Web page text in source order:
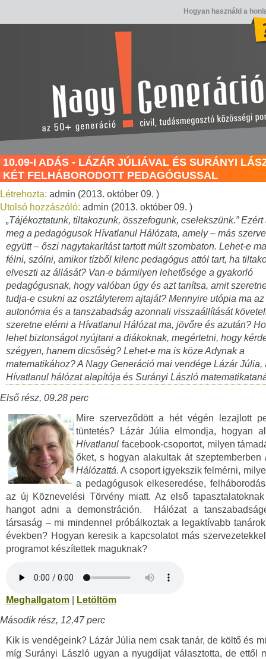
Hogyan használd a
10.09-I ADÁS - LÁZÁR JÚLIÁVAL ÉS SURÁNYI
KÉT FELHÁBORODOTT PEDAGÓGUSSAL
Létrehozta: admin (2013. október 09. )
Utolsó hozzászóló: admin (2013. október 09. )
„Tájékoztatunk, tiltakozunk, összefogunk, cselekszünk.” Ezért
meg a pedagógusok Hívatlanul Hálózata, amely – más
együtt – őszi nagytakarítást tartott múlt szombaton. Lehet-e
félni, szólni, amikor tízből kilenc pedagógus attól tart, ha
elveszti az állását? Van-e bármilyen lehetősége a gyakorló
pedagógusnak, hogy valóban úgy és azt tanítsa, amit
tudja-e csukni az osztályterem ajtaját? Mennyire utópia ma
autonómia és a tanszabadság azonnali visszaállítását
szeretne elérni a Hívatlanul Hálózat ma, jövőre és azután?
lehet biztonságot nyújtani a diákoknak, megértetni, hogy
szégyen, hanem dicsőség? Lehet-e ma is köze Adynak a
matematikához? A Nagy Generáció mai vendége Lázár Júlia,
Hívatlanul hálózat alapítója és Surányi László
Első rész, 09.28 perc
Mire szerveződött a hét végén lezajlott
tüntetés? Lázár Júlia elmondja, hogyan
Hívatlanul facebook-csoportot, milyen
őket, s hogyan alakultak át szeptemberben
Hálózattá. A csoport igyekszik felmérni,
a pedagógusok elkeseredése,
az új Köznevelési Törvény miatt. Az első
hangot adni a demonstráción. Hálózat a
társaság – mi mindennel próbálkoztak a legaktívabb
években? Hogyan keresik a kapcsolatot más
programot készítettek maguknak?
Meghallgatom
Letöltöm
Második rész, 12,47 perc
Kik is vendégeink? Lázár Júlia nem csak tanár, de költő és
míg Surányi László ugyan a nyugdíjat választotta, de ettől